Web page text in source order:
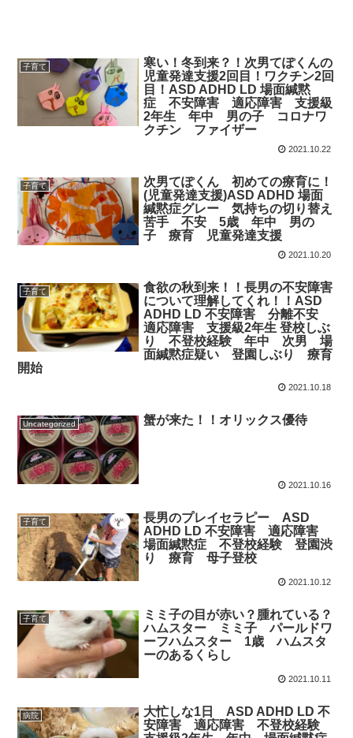
子育て
寒い！冬到来？！次男てぽくんの
児童発達支援2回目！ワクチン2回
目！ASD ADHD LD 場面緘黙
症 不安障害 適応障害 支援級
2年生 年中 男の子 コロナワ
クチン ファイザー
2021.10.22
子育て
次男てぽくん 初めての療育に！
(児童発達支援)ASD ADHD 場面
緘黙症グレー 気持ちの切り替え
苦手 不安 5歳 年中 男の
子 療育 児童発達支援
2021.10.20
子育て
食欲の秋到来！！長男の不安障害
について理解してくれ！！ASD
ADHD LD 不安障害 分離不安
適応障害 支援級2年生 登校しぶ
り 不登校経験 年中 次男 場
面緘黙症疑い 登園しぶり 療育
開始
2021.10.18
Uncategorized 蟹が来た！！オリックス優待
2021.10.16
子育て
長男のプレイセラピー ASD
ADHD LD 不安障害 適応障害
場面緘黙症 不登校経験 登園渋
り 療育 母子登校
2021.10.12
子育て
ミミ子の目が赤い？腫れている？
ハムスター ミミ子 パールドワ
ーフハムスター 1歳 ハムスタ
ーのあるくらし
2021.10.11
病院
大忙しな1日 ASD ADHD LD 不
安障害 適応障害 不登校経験